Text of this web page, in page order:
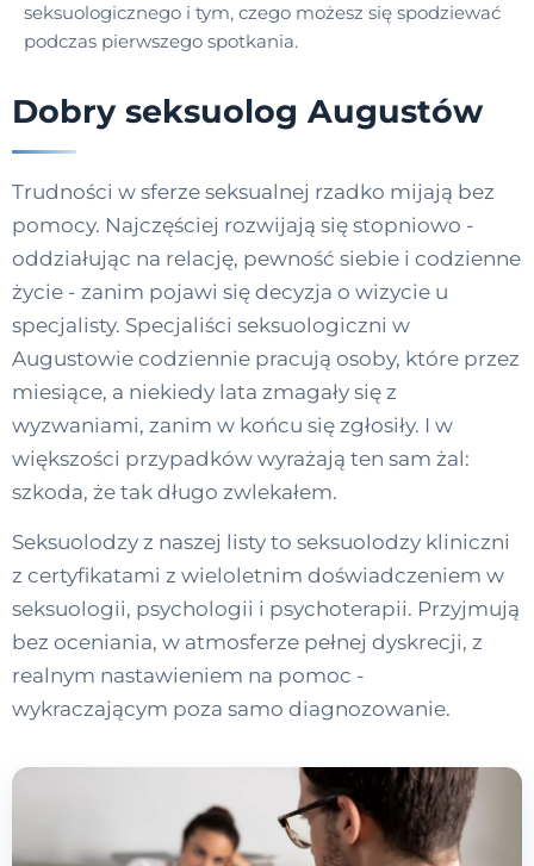
seksuologicznego i tym, czego możesz się spodziewać
podczas pierwszego spotkania.
Dobry seksuolog Augustów
Trudności w sferze seksualnej rzadko mijają bez
pomocy. Najczęściej rozwijają się stopniowo -
oddziałując na relację, pewność siebie i codzienne
życie - zanim pojawi się decyzja o wizycie u
specjalisty. Specjaliści seksuologiczni w
Augustowie codziennie pracują osoby, które przez
miesiące, a niekiedy lata zmagały się z
wyzwaniami, zanim w końcu się zgłosiły. I w
większości przypadków wyrażają ten sam żal:
szkoda, że tak długo zwlekałem.
Seksuolodzy z naszej listy to seksuolodzy kliniczni
z certyfikatami z wieloletnim doświadczeniem w
seksuologii, psychologii i psychoterapii. Przyjmują
bez oceniania, w atmosferze pełnej dyskrecji, z
realnym nastawieniem na pomoc -
wykraczającym poza samo diagnozowanie.